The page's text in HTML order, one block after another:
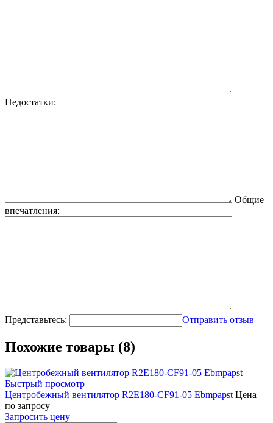
Недостатки:
Общие
впечатления:
Представьтесь: Отправить отзыв
Похожие товары (8)
Быстрый просмотр
Центробежный вентилятор R2E180-CF91-05 Ebmpapst Цена
по запросу
Запросить цену